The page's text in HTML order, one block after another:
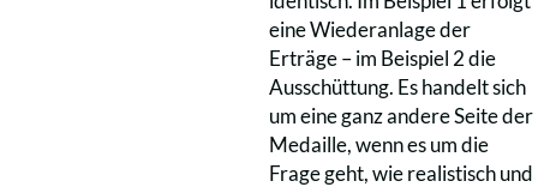
eine Wiederanlage der
Erträge – im Beispiel 2 die
Ausschüttung. Es handelt sich
um eine ganz andere Seite der
Medaille, wenn es um die
Frage geht, wie realistisch und